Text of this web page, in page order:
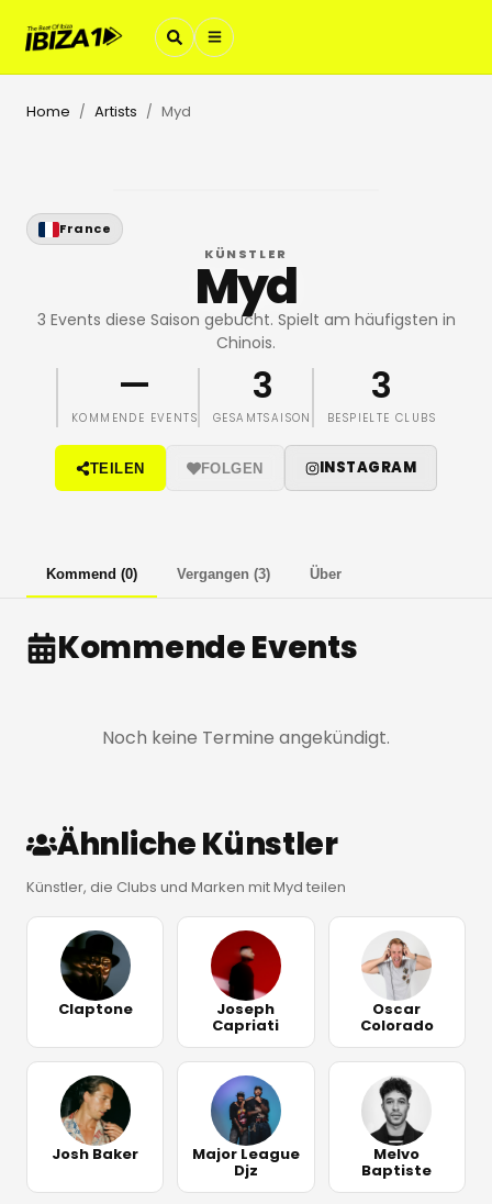
Home / Artists / Myd
France
KÜNSTLER
Myd
3 Events diese Saison gebucht. Spielt am häufigsten in
Chinois.
—
KOMMENDE EVENTS
3
GESAMTSAISON
3
BESPIELTE CLUBS
TEILEN FOLGEN INSTAGRAM
Kommend (0) Vergangen (3) Über
Kommende Events
Noch keine Termine angekündigt.
Ähnliche Künstler
Künstler, die Clubs und Marken mit Myd teilen
Claptone Joseph
Capriati
Oscar
Colorado
Josh Baker Major League
Djz
Melvo
Baptiste